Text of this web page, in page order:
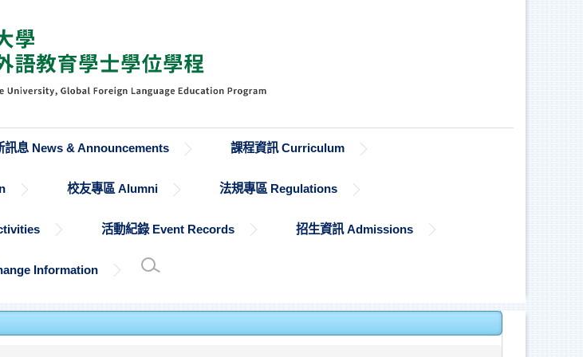
訊息 News & Announcements 課程資訊 Curriculum
校友專區 Alumni 法規專區 Regulations
活動紀錄 Event Records 招生資訊 Admissions
Information